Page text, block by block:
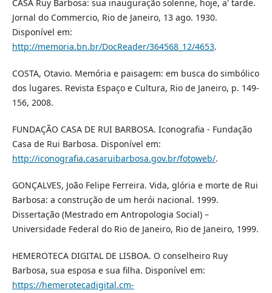
CASA Ruy Barbosa: sua inauguração solenne, hoje, a' tarde.
Jornal do Commercio, Rio de Janeiro, 13 ago. 1930.
Disponível em:
http://memoria.bn.br/DocReader/364568_12/4653.
COSTA, Otavio. Memória e paisagem: em busca do simbólico
dos lugares. Revista Espaço e Cultura, Rio de Janeiro, p. 149-
156, 2008.
FUNDAÇÃO CASA DE RUI BARBOSA. Iconografia - Fundação
Casa de Rui Barbosa. Disponível em:
http://iconografia.casaruibarbosa.gov.br/fotoweb/.
GONÇALVES, João Felipe Ferreira. Vida, glória e morte de Rui
Barbosa: a construção de um herói nacional. 1999.
Dissertação (Mestrado em Antropologia Social) –
Universidade Federal do Rio de Janeiro, Rio de Janeiro, 1999.
HEMEROTECA DIGITAL DE LISBOA. O conselheiro Ruy
Barbosa, sua esposa e sua filha. Disponível em:
https://hemerotecadigital.cm-